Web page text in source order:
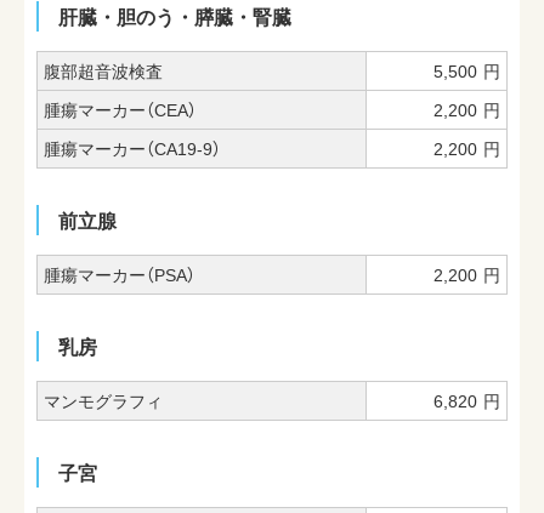
肝臓・胆のう・膵臓・腎臓
腹部超音波検査 5,500 円
腫瘍マーカー（CEA）
2,200 円
腫瘍マーカー（CA19-9）
2,200 円
前立腺
腫瘍マーカー（PSA） 2,200 円
乳房
マンモグラフィ 6,820 円
子宮